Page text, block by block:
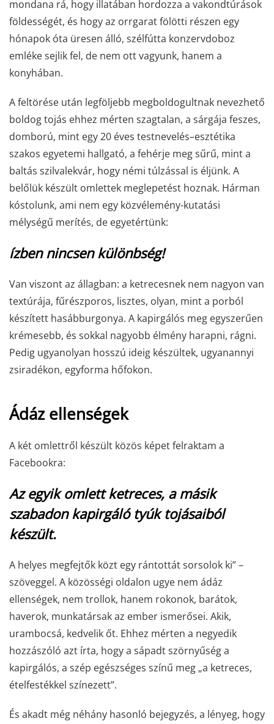
mondana rá, hogy illatában hordozza a vakondtúrások
földességét, és hogy az orrgarat fölötti részen egy
hónapok óta üresen álló, szélfútta konzervdoboz
emléke sejlik fel, de nem ott vagyunk, hanem a
konyhában.
A feltörése után legföljebb megboldogultnak nevezhető
boldog tojás ehhez mérten szagtalan, a sárgája feszes,
domború, mint egy 20 éves testnevelés–esztétika
szakos egyetemi hallgató, a fehérje meg sűrű, mint a
baltás szilvalekvár, hogy némi túlzással is éljünk. A
belőlük készült omlettek meglepetést hoznak. Hárman
kóstolunk, ami nem egy közvélemény-kutatási
mélységű merítés, de egyetértünk:
ízben nincsen különbség!
Van viszont az állagban: a ketrecesnek nem nagyon van
textúrája, fűrészporos, lisztes, olyan, mint a porból
készített hasábburgonya. A kapirgálós meg egyszerűen
krémesebb, és sokkal nagyobb élmény harapni, rágni.
Pedig ugyanolyan hosszú ideig készültek, ugyanannyi
zsiradékon, egyforma hőfokon.
Ádáz ellenségek
A két omlettről készült közös képet felraktam a
Facebookra:
Az egyik omlett ketreces, a másik
szabadon kapirgáló tyúk tojásaiból
készült.
A helyes megfejtők közt egy rántottát sorsolok ki” –
szöveggel. A közösségi oldalon ugye nem ádáz
ellenségek, nem trollok, hanem rokonok, barátok,
haverok, munkatársak az ember ismerősei. Akik,
urambocsá, kedvelik őt. Ehhez mérten a negyedik
hozzászóló azt írta, hogy a sápadt szörnyűség a
kapirgálós, a szép egészséges színű meg „a ketreces,
ételfestékkel színezett”.
És akadt még néhány hasonló bejegyzés, a lényeg, hogy